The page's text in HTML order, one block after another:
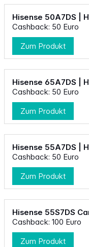
Hisense 50A7DS |
Cashback: 50 Euro
Zum Produkt
Hisense 65A7DS |
Cashback: 50 Euro
Zum Produkt
Hisense 55A7DS |
Cashback: 50 Euro
Zum Produkt
Hisense 55S7DS
Cashback: 100 Euro
Zum Produkt